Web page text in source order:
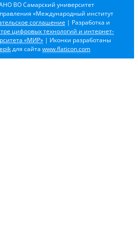
ВО Самарский университет
«Международный институт
соглашение | Разработка и
цифровых технологий и интернет-
«МИР»| Иконки разработаны
для сайта www.flaticon.com